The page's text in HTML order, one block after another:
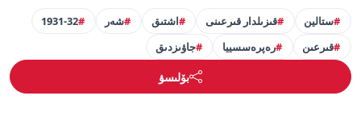
ستالين قىزىلدار قىرعىنى اشتىق شەر
1931-32
قىرعىن
رەپرەسسييا جاۋىزدىق
بۆلىسۋ